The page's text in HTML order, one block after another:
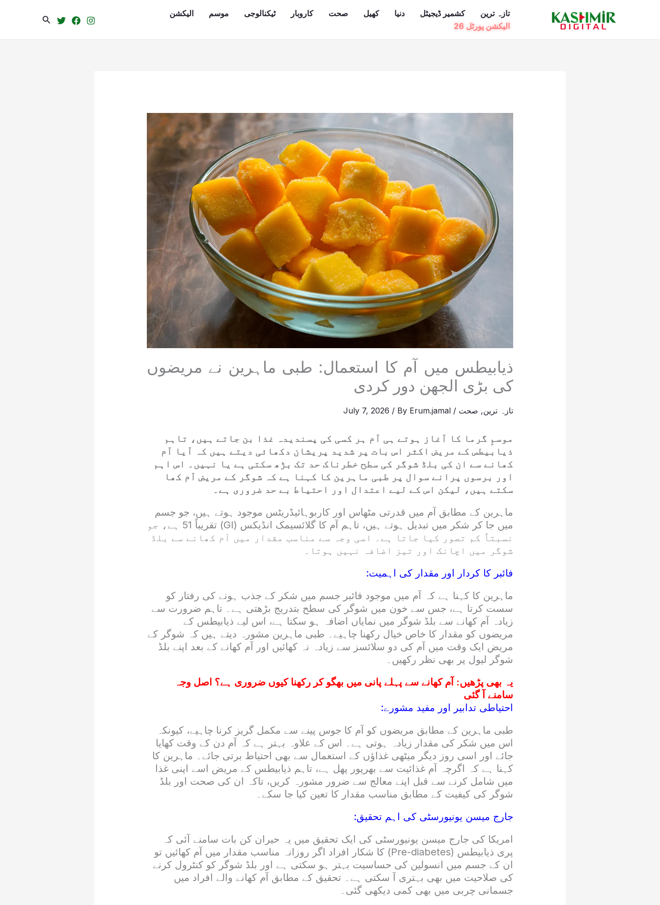
تازہ ترین کشمیر ڈیجیٹل دنیا کھیل صحت کاروبار ٹیکنالوجی موسم
الیکشن
الیکشن پورٹل 26
Search
ذیابیطس میں آم کا استعمال: طبی ماہرین نے مریضوں
کی بڑی الجھن دور کردی
تازہ ترین, صحت /
July 7, 2026 / By Erum.jamal
موسمِ گرما کا آغاز ہوتے ہی آم ہر کسی کی پسندیدہ غذا بن جاتے ہیں، تاہم
ذیابیطس کے مریض اکثر اس بات پر شدید پریشان دکھائی دیتے ہیں کہ آیا آم
کھانے سے ان کی بلڈ شوگر کی سطح خطرناک حد تک بڑھ سکتی ہے یا نہیں۔ اس اہم
اور برسوں پرانے سوال پر طبی ماہرین کا کہنا ہے کہ شوگر کے مریض آم کھا
سکتے ہیں، لیکن اس کے لیے اعتدال اور احتیاط بے حد ضروری ہے۔
ماہرین کے مطابق آم میں قدرتی مٹھاس اور کاربوہائیڈریٹس موجود ہوتے ہیں، جو جسم
میں جا کر شکر میں تبدیل ہوتے ہیں، تاہم آم کا گلائسیمک انڈیکس (GI) تقریباً 51 ہے، جو
نسبتاً کم تصور کیا جاتا ہے۔ اسی وجہ سے مناسب مقدار میں آم کھانے سے بلڈ
شوگر میں اچانک اور تیز اضافہ نہیں ہوتا۔
فائبر کا کردار اور مقدار کی اہمیت:
ماہرین کا کہنا ہے کہ آم میں موجود فائبر جسم میں شکر کے جذب ہونے کی رفتار کو
سست کرتا ہے، جس سے خون میں شوگر کی سطح بتدریج بڑھتی ہے۔ تاہم ضرورت سے
زیادہ آم کھانے سے بلڈ شوگر میں نمایاں اضافہ ہو سکتا ہے، اس لیے ذیابیطس کے
مریضوں کو مقدار کا خاص خیال رکھنا چاہیے۔ طبی ماہرین مشورہ دیتے ہیں کہ شوگر کے
مریض ایک وقت میں آم کی دو سلائسز سے زیادہ نہ کھائیں اور آم کھانے کے بعد اپنے بلڈ
شوگر لیول پر بھی نظر رکھیں۔
یہ بھی پڑھیں: آم کھانے سے پہلے پانی میں بھگو کر رکھنا کیوں ضروری ہے؟ اصل وجہ
سامنے آ گئی
احتیاطی تدابیر اور مفید مشورے:
طبی ماہرین کے مطابق مریضوں کو آم کا جوس پینے سے مکمل گریز کرنا چاہیے، کیونکہ
اس میں شکر کی مقدار زیادہ ہوتی ہے۔ اس کے علاوہ بہتر ہے کہ آم دن کے وقت کھایا
جائے اور اسی روز دیگر میٹھی غذاؤں کے استعمال سے بھی احتیاط برتی جائے۔ ماہرین کا
کہنا ہے کہ اگرچہ آم غذائیت سے بھرپور پھل ہے، تاہم ذیابیطس کے مریض اسے اپنی غذا
میں شامل کرنے سے قبل اپنے معالج سے ضرور مشورہ کریں، تاکہ ان کی صحت اور بلڈ
شوگر کی کیفیت کے مطابق مناسب مقدار کا تعین کیا جا سکے۔
جارج میسن یونیورسٹی کی اہم تحقیق:
امریکا کی جارج میسن یونیورسٹی کی ایک تحقیق میں یہ حیران کن بات سامنے آئی کہ
پری ذیابیطس (Pre-diabetes) کا شکار افراد اگر روزانہ مناسب مقدار میں آم کھائیں تو
ان کے جسم میں انسولین کی حساسیت بہتر ہو سکتی ہے اور بلڈ شوگر کو کنٹرول کرنے
کی صلاحیت میں بھی بہتری آ سکتی ہے۔ تحقیق کے مطابق آم کھانے والے افراد میں
جسمانی چربی میں بھی کمی دیکھی گئی۔